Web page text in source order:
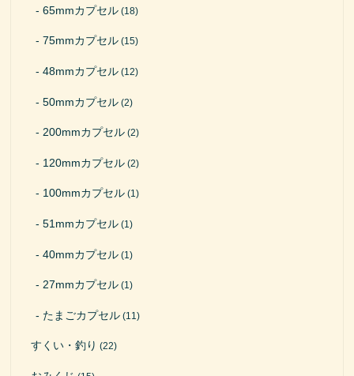
65mmカプセル (18)
75mmカプセル (15)
48mmカプセル (12)
50mmカプセル (2)
200mmカプセル (2)
120mmカプセル (2)
100mmカプセル (1)
51mmカプセル (1)
40mmカプセル (1)
27mmカプセル (1)
たまごカプセル (11)
すくい・釣り (22)